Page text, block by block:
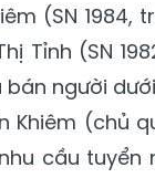
(SN 1984,
Tỉnh (SN
người dưới
Khiêm (chủ
cầu